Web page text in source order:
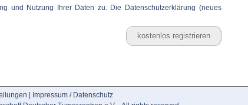
und Nutzung Ihrer Daten zu. Die
Datenschutzerklärung (neues
Impressum / Datenschutz